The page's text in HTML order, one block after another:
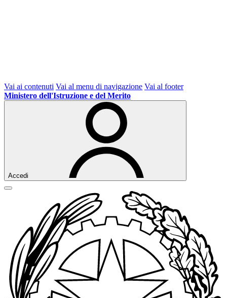
Vai ai contenuti Vai al menu di navigazione Vai al footer
Ministero dell'Istruzione e del Merito
Accedi